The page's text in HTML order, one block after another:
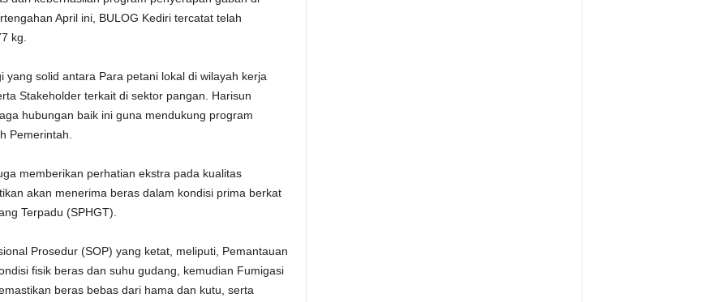
April ini, BULOG Kediri tercatat telah
kg.
solid antara Para petani lokal di wilayah kerja
Stakeholder terkait di sektor pangan. Harisun
hubungan baik ini guna mendukung program
Pemerintah.
memberikan perhatian ekstra pada kualitas
akan menerima beras dalam kondisi prima berkat
Terpadu (SPHGT).
Prosedur (SOP) yang ketat, meliputi, Pemantauan
fisik beras dan suhu gudang, kemudian Fumigasi
beras bebas dari hama dan kutu, serta